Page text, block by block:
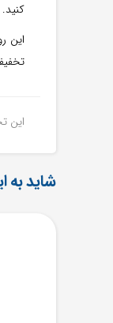
کنید.
این
این
شاید به